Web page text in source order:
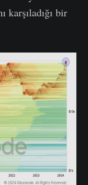
karşıladığı bir